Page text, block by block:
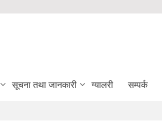
सूचना तथा जानकारी ग्यालरी सम्पर्क